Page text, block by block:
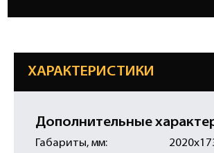
ХАРАКТЕРИСТИКИ
Дополнительные
Габариты, мм: